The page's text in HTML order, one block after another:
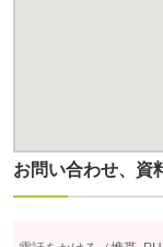
お問い合わせ、資